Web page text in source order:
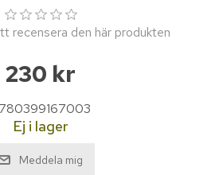
recensera den här produkten
230 kr
Ej i lager